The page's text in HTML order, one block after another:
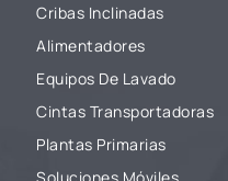
Cribas Inclinadas
Alimentadores
Equipos De Lavado
Cintas Transportadoras
Plantas Primarias